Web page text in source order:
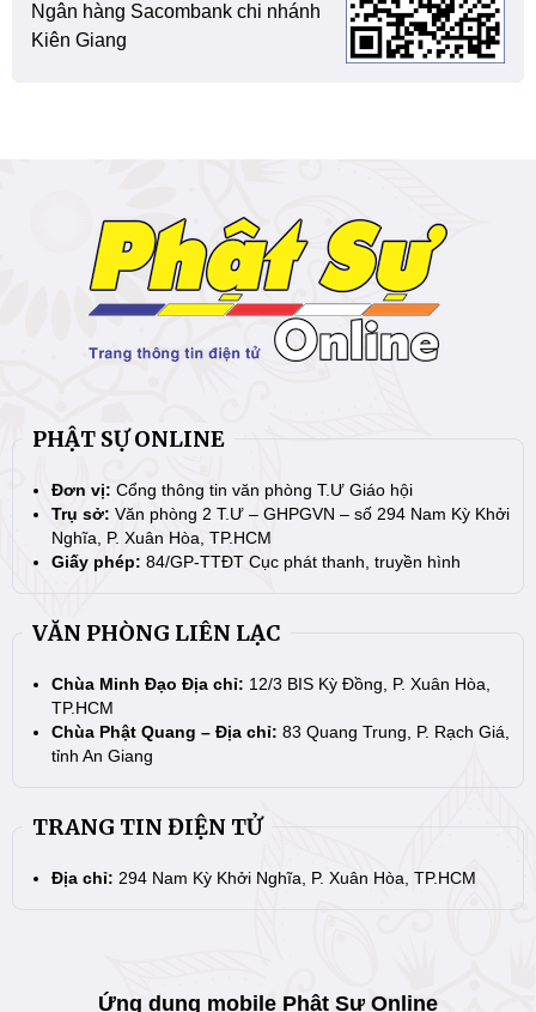
Ngân hàng Sacombank chi nhánh
Kiên Giang
PHẬT SỰ ONLINE
Đơn vị: Cổng thông tin văn phòng T.Ư Giáo hội
Trụ sở: Văn phòng 2 T.Ư – GHPGVN – số 294 Nam Kỳ Khởi
Nghĩa, P. Xuân Hòa, TP.HCM
Giấy phép: 84/GP-TTĐT Cục phát thanh, truyền hình
VĂN PHÒNG LIÊN LẠC
Chùa Minh Đạo Địa chỉ: 12/3 BIS Kỳ Đồng, P. Xuân Hòa,
TP.HCM
Chùa Phật Quang – Địa chỉ: 83 Quang Trung, P. Rạch Giá,
tỉnh An Giang
TRANG TIN ĐIỆN TỬ
Địa chỉ: 294 Nam Kỳ Khởi Nghĩa, P. Xuân Hòa, TP.HCM
Ứng dụng mobile Phật Sự Online